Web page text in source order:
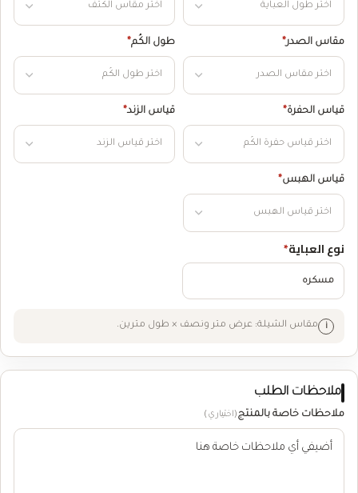
مقاس الصدر* طول الكُم*
قياس الحفرة* قياس الزند*
قياس الهبس*
نوع العباية*
مسكره
مقاس الشيلة: عرض متر ونصف × طول مترين.
ملاحظات الطلب
ملاحظات خاصة بالمنتج(اختياري)